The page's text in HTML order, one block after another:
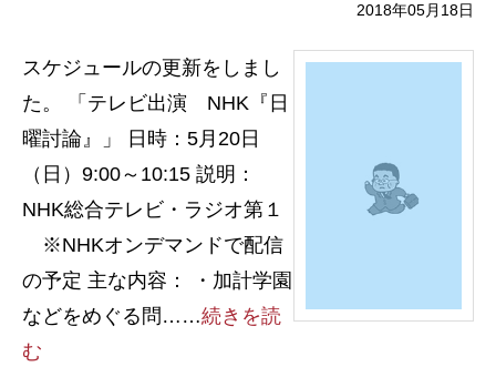
2018年05月18日
スケジュールの更新をしまし
た。 「テレビ出演 NHK『日
曜討論』」 日時：5月20日
（日）9:00～10:15 説明：
NHK総合テレビ・ラジオ第１
※NHKオンデマンドで配信
の予定 主な内容： ・加計学園
などをめぐる問……続きを読
む